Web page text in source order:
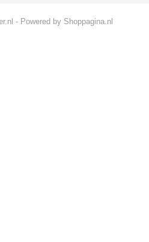
- Powered by Shoppagina.nl